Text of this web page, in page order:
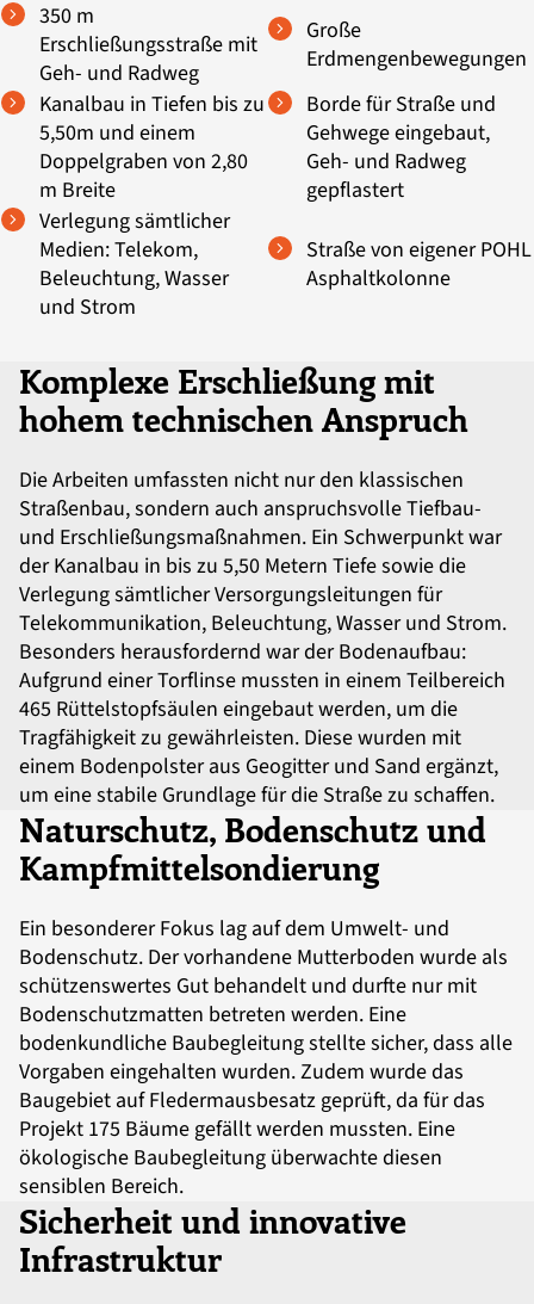
350 m
Erschließungsstraße mit
Geh- und Radweg
Große
Erdmengenbewegungen
Kanalbau in Tiefen bis zu
5,50m und einem
Doppelgraben von 2,80
m Breite
Borde für Straße und
Gehwege eingebaut,
Geh- und Radweg
gepflastert
Verlegung sämtlicher
Medien: Telekom,
Beleuchtung, Wasser
und Strom
Straße von eigener POHL
Asphaltkolonne
Komplexe Erschließung mit
hohem technischen Anspruch
Die Arbeiten umfassten nicht nur den klassischen
Straßenbau, sondern auch anspruchsvolle Tiefbau-
und Erschließungsmaßnahmen. Ein Schwerpunkt war
der Kanalbau in bis zu 5,50 Metern Tiefe sowie die
Verlegung sämtlicher Versorgungsleitungen für
Telekommunikation, Beleuchtung, Wasser und Strom.
Besonders herausfordernd war der Bodenaufbau:
Aufgrund einer Torflinse mussten in einem Teilbereich
465 Rüttelstopfsäulen eingebaut werden, um die
Tragfähigkeit zu gewährleisten. Diese wurden mit
einem Bodenpolster aus Geogitter und Sand ergänzt,
um eine stabile Grundlage für die Straße zu schaffen.
Naturschutz, Bodenschutz und
Kampfmittelsondierung
Ein besonderer Fokus lag auf dem Umwelt- und
Bodenschutz. Der vorhandene Mutterboden wurde als
schützenswertes Gut behandelt und durfte nur mit
Bodenschutzmatten betreten werden. Eine
bodenkundliche Baubegleitung stellte sicher, dass alle
Vorgaben eingehalten wurden. Zudem wurde das
Baugebiet auf Fledermausbesatz geprüft, da für das
Projekt 175 Bäume gefällt werden mussten. Eine
ökologische Baubegleitung überwachte diesen
sensiblen Bereich.
Sicherheit und innovative
Infrastruktur